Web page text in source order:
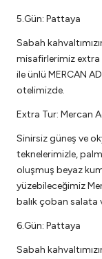
5.Gün: Pattaya
Sabah
misafirlerimiz extra
ile ünlü MERCAN
otelimizde.
Extra Tur: Mercan
Sinirsiz güneş ve
teknelerimizle,
oluşmuş beyaz
yüzebileceğimiz
balık çoban salata
6.Gün: Pattaya
Sabah